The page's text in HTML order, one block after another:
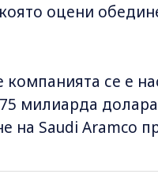
оцени
се е
милиарда
на Saudi Aramco